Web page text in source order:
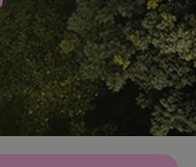
www.naturhaeuschen.de
www.naturhaeuschen.de